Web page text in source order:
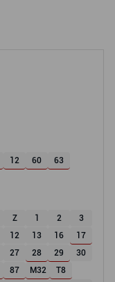
12 60 63
Z 1 2
3
12 13 16
17
27 28 29
30
87 M32
T8